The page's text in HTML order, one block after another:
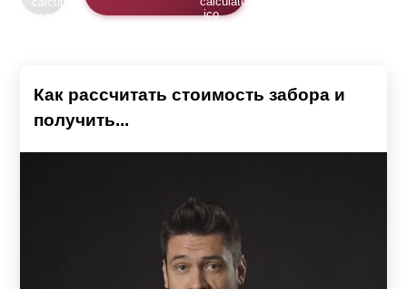
Как рассчитать стоимость забора и
получить...